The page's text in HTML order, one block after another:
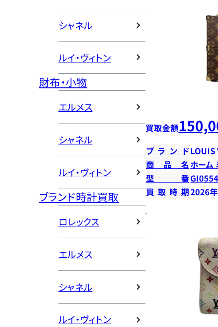
シャネル
ルイ・ヴィトン
財布・小物
エルメス
シャネル
ルイ・ヴィトン
ブランド時計買取
ロレックス
エルメス
シャネル
ルイ・ヴィトン
買取金額
ブランドLOUIS
商品名 ホーム
型番GI0554
買取時期2026